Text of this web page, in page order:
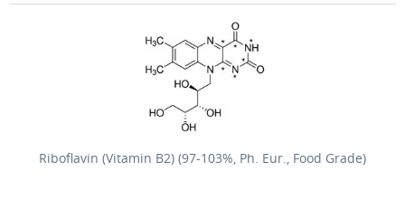
Riboflavin (Vitamin B2) (97-103%, Ph. Eur., Food Grade)